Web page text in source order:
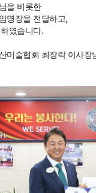
을 비롯한
명장을 전달하고,
였습니다.
미술협회 최장락 이사장